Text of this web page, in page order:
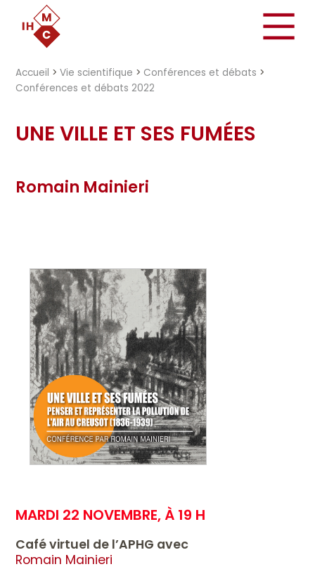
Accueil >Vie scientifique > Conférences et débats >
Conférences et débats 2022
UNE VILLE ET SES FUMÉES
Romain Mainieri
MARDI 22 NOVEMBRE, À 19 H
Café virtuel de l’APHG avec
Romain Mainieri